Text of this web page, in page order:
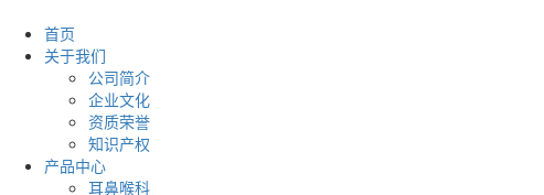
首页
关于我们
公司简介
企业文化
资质荣誉
知识产权
产品中心
耳鼻喉科